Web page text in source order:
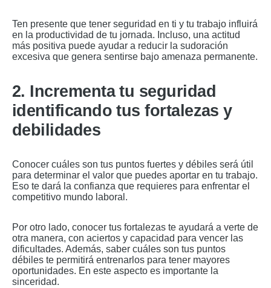
Ten presente que tener seguridad en ti y tu trabajo influirá
en la productividad de tu jornada. Incluso, una actitud
más positiva puede ayudar a reducir la sudoración
excesiva que genera sentirse bajo amenaza permanente.
2. Incrementa tu seguridad
identificando tus fortalezas y
debilidades
Conocer cuáles son tus puntos fuertes y débiles será útil
para determinar el valor que puedes aportar en tu trabajo.
Eso te dará la confianza que requieres para enfrentar el
competitivo mundo laboral.
Por otro lado, conocer tus fortalezas te ayudará a verte de
otra manera, con aciertos y capacidad para vencer las
dificultades. Además, saber cuáles son tus puntos
débiles te permitirá entrenarlos para tener mayores
oportunidades. En este aspecto es importante la
sinceridad.